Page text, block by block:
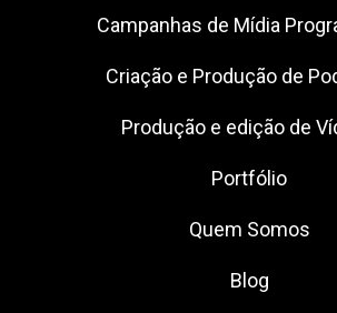
Campanhas de Mídia
Criação e Produção de
Produção e edição de
Portfólio
Quem Somos
Blog